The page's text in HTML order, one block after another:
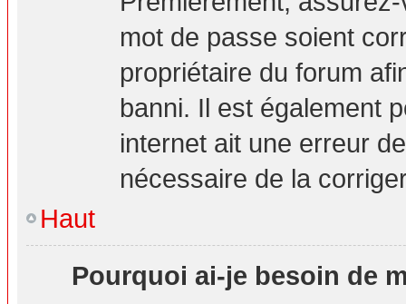
mot de passe soient
propriétaire du forum
banni. Il est également
internet ait une erreur
nécessaire de la
Haut
Pourquoi ai-je besoin de